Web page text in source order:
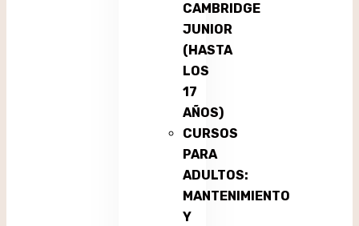
CAMBRIDGE
JUNIOR
(HASTA
LOS
17
AÑOS)
CURSOS
PARA
ADULTOS:
MANTENIMIENTO
Y